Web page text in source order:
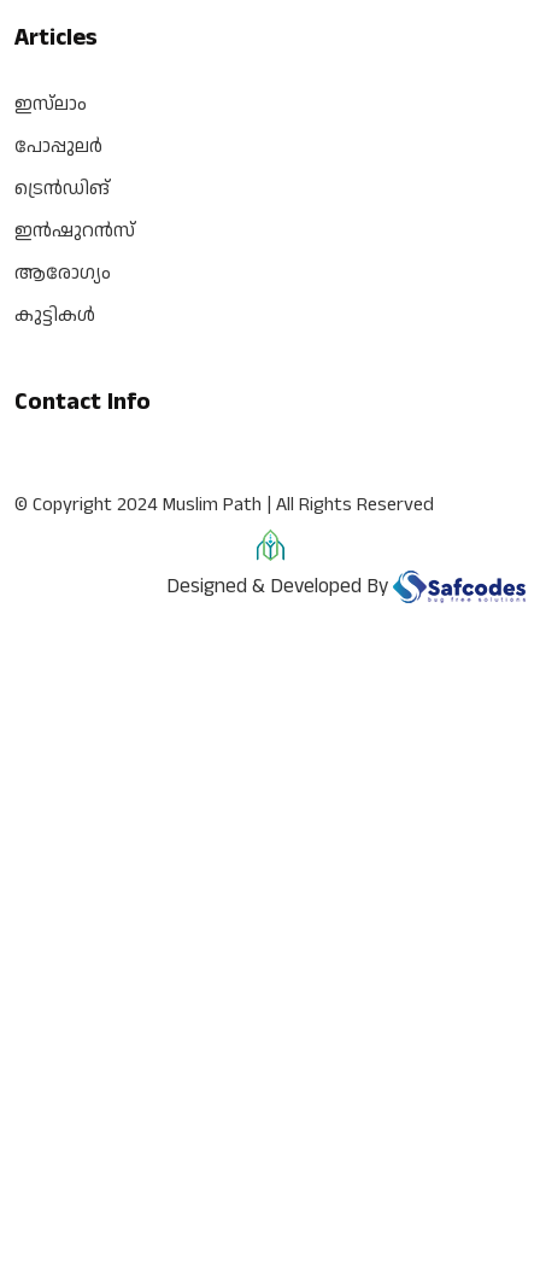
Articles
ഇസ്‌ലാം
പോപ്പുലർ
ട്രെൻഡിങ്
ഇൻഷുറൻസ്
ആരോഗ്യം
കുട്ടികൾ
Contact Info
© Copyright 2024 Muslim Path | All Rights Reserved
Designed & Developed By